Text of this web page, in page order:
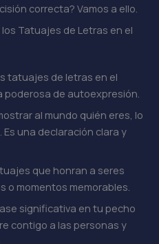
correcta? Vamos a ello.
Tatuajes de Letras en el
tatuajes de letras en el
de autoexpresión.
al mundo quién eres, lo
una declaración clara y
que honran a seres
o momentos memorables.
significativa en tu pecho
contigo a las personas y